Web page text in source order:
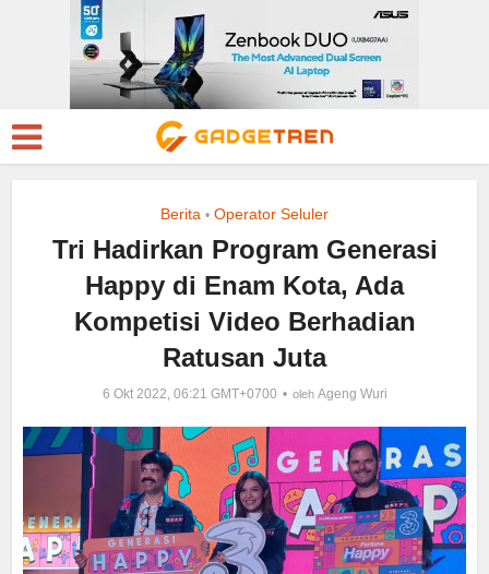
Berita • Operator Seluler
Tri Hadirkan Program Generasi
Happy di Enam Kota, Ada
Kompetisi Video Berhadian
Ratusan Juta
6 Okt 2022, 06:21 GMT+0700 oleh Ageng Wuri